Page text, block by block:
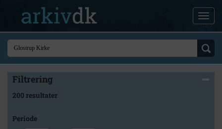
Filtrering
200 resultater
Periode